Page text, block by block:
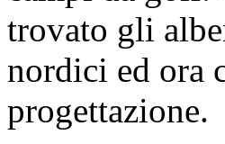
trovato gli
nordici ed ora
progettazione.